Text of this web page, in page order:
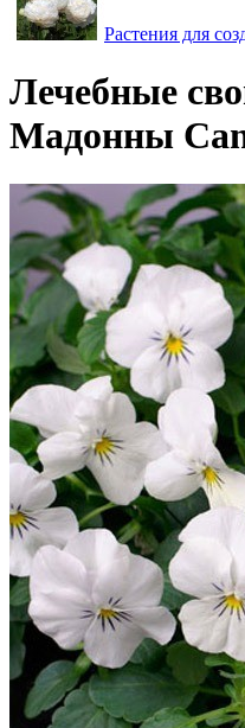
Растения для
Лечебные
Мадонны